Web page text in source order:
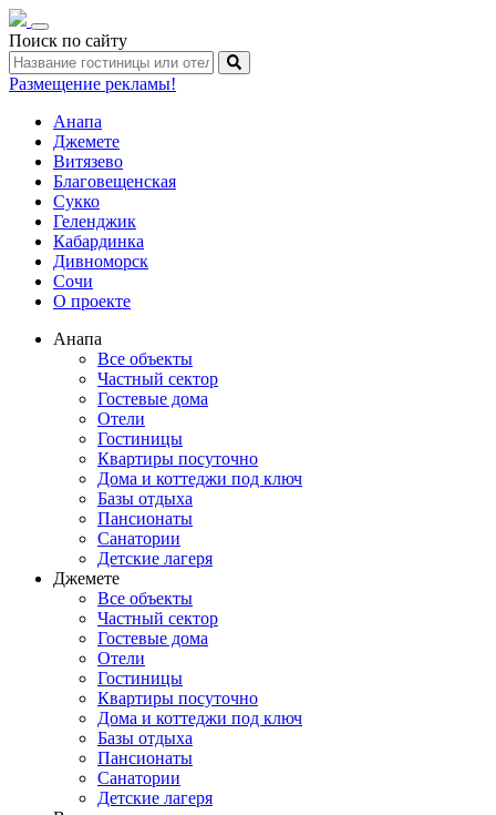
Toggle
navigation
Поиск по сайту
Размещение рекламы!
Анапа
Джемете
Витязево
Благовещенская
Сукко
Геленджик
Кабардинка
Дивноморск
Сочи
О проекте
Анапа
Все объекты
Частный сектор
Гостевые дома
Отели
Гостиницы
Квартиры посуточно
Дома и коттеджи под ключ
Базы отдыха
Пансионаты
Санатории
Детские лагеря
Джемете
Все объекты
Частный сектор
Гостевые дома
Отели
Гостиницы
Квартиры посуточно
Дома и коттеджи под ключ
Базы отдыха
Пансионаты
Санатории
Детские лагеря